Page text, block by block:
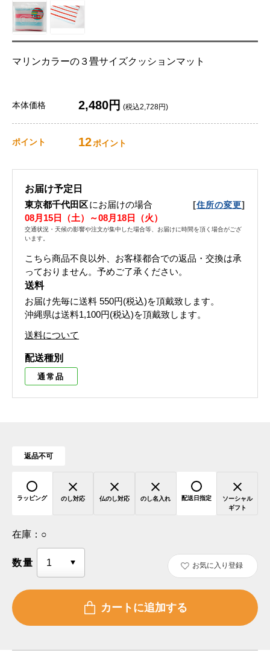
マリンカラーの３畳サイズクッションマット
本体価格 2,480円 (税込2,728円)
ポイント 12ポイント
お届け予定日
東京都千代田区にお届けの場合 [住所の変更]
08月15日（土）～08月18日（火）
交通状況・天候の影響や注文が集中した場合等、お届けに時間を頂く場合がござ
います。
こちら商品不良以外、お客様都合での返品・交換は承
っておりません。予めご了承ください。
送料
お届け先毎に送料 550円(税込)を頂戴致します。
沖縄県は送料1,100円(税込)を頂戴致します。
送料について
配送種別
通常品
返品不可
ラッピング のし対応 仏のし対応 のし名入れ 配送日指定
ソーシャル
ギフト
在庫： ○
数量 お気に入り登録